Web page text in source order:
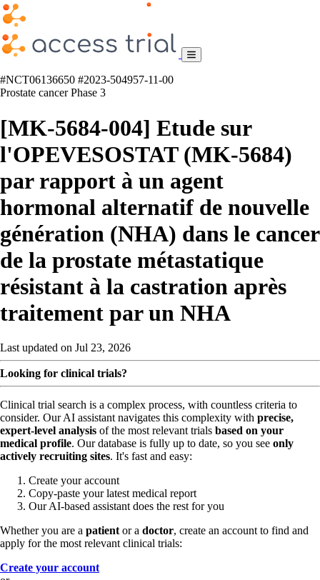
#NCT06136650 #2023-504957-11-00
Prostate cancerPhase 3
[MK-5684-004] Etude sur
l'OPEVESOSTAT (MK-5684)
par rapport à un agent
hormonal alternatif de nouvelle
génération (NHA) dans le cancer
de la prostate métastatique
résistant à la castration après
traitement par un NHA
Last updated on Jul 23, 2026
Looking for clinical trials?
Clinical trial search is a complex process, with countless criteria to
consider. Our AI assistant navigates this complexity with precise,
expert-level analysis of the most relevant trials based on your
medical profile. Our database is fully up to date, so you see only
actively recruiting sites. It's fast and easy:
Create your account
Copy-paste your latest medical report
Our AI-based assistant does the rest for you
Whether you are a patient or a doctor, create an account to find and
apply for the most relevant clinical trials:
Create your account